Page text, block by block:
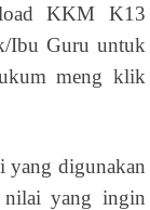
KKM K13
Ibu Guru untuk
meng klik
yang digunakan
nilai yang ingin